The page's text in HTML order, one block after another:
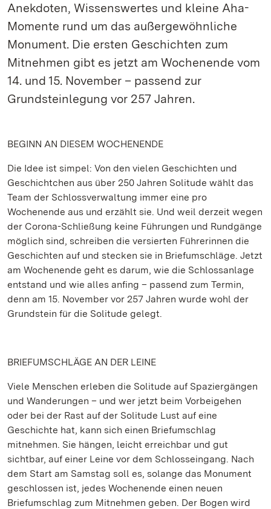
Anekdoten, Wissenswertes und kleine Aha-
Momente rund um das außergewöhnliche
Monument. Die ersten Geschichten zum
Mitnehmen gibt es jetzt am Wochenende vom
14. und 15. November – passend zur
Grundsteinlegung vor 257 Jahren.
BEGINN AN DIESEM WOCHENENDE
Die Idee ist simpel: Von den vielen Geschichten und
Geschichtchen aus über 250 Jahren Solitude wählt das
Team der Schlossverwaltung immer eine pro
Wochenende aus und erzählt sie. Und weil derzeit wegen
der Corona-Schließung keine Führungen und Rundgänge
möglich sind, schreiben die versierten Führerinnen die
Geschichten auf und stecken sie in Briefumschläge. Jetzt
am Wochenende geht es darum, wie die Schlossanlage
entstand und wie alles anfing – passend zum Termin,
denn am 15. November vor 257 Jahren wurde wohl der
Grundstein für die Solitude gelegt.
BRIEFUMSCHLÄGE AN DER LEINE
Viele Menschen erleben die Solitude auf Spaziergängen
und Wanderungen – und wer jetzt beim Vorbeigehen
oder bei der Rast auf der Solitude Lust auf eine
Geschichte hat, kann sich einen Briefumschlag
mitnehmen. Sie hängen, leicht erreichbar und gut
sichtbar, auf einer Leine vor dem Schlosseingang. Nach
dem Start am Samstag soll es, solange das Monument
geschlossen ist, jedes Wochenende einen neuen
Briefumschlag zum Mitnehmen geben. Der Bogen wird